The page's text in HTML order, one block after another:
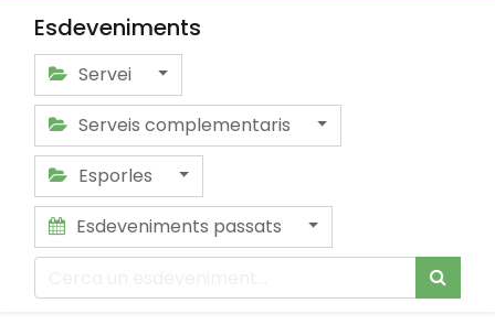
Esdeveniments
Servei
Serveis complementaris
Esporles
Esdeveniments passats